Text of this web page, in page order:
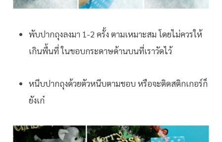
พับปากถุงลงมา 1-2 ครั้ง ตามเหมาะสม โดยไม่ควรให้
เกินพื้นที่ ในขอบกระดาษด้านบนที่เราวัดไว้
หนีบปากถุงด้วยตัวหนีบตามชอบ หรือจะติดสติกเกอร์ก็
ยังเก๋